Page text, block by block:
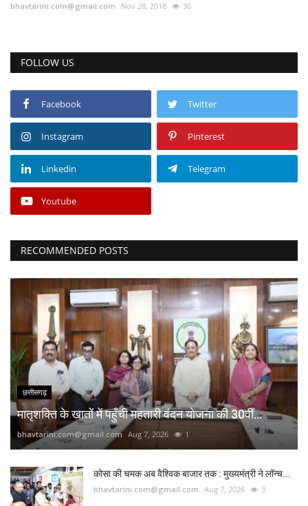
bhavtarini.com@gmail.com Nov 28, 2018 30
FOLLOW US
Facebook Twitter
Instagram Pinterest
Linkedin Telegram
Youtube
RECOMMENDED POSTS
छत्तीसगढ़
मातृशक्ति के खातों में पहुँची महतारी वंदन योजना की 30वीं...
bhavtarini.com@gmail.com Aug 7, 2026 1
कोसा की चमक अब वैश्विक बाजार तक : मुख्यमंत्री ने लॉन्च...
bhavtarini.com@gmail.com Aug 7, 2026 3